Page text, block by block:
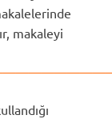
makaleyi